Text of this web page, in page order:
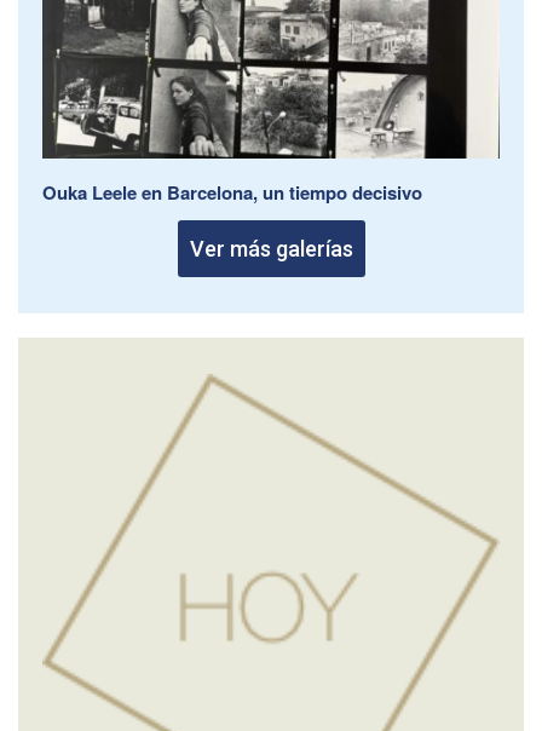
Ouka Leele en Barcelona, un tiempo decisivo
Ver más galerías